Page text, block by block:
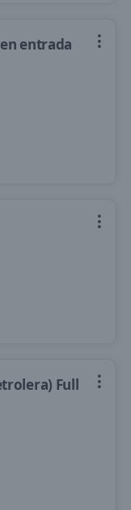
entrada
Full